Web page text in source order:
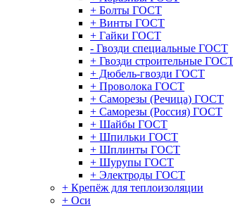
+ Болты ГОСТ
+ Винты ГОСТ
+ Гайки ГОСТ
- Гвозди специальные ГОСТ
+ Гвозди строительные
+ Дюбель-гвозди ГОСТ
+ Проволока ГОСТ
+ Саморезы (Речица) ГОСТ
+ Саморезы (Россия) ГОСТ
+ Шайбы ГОСТ
+ Шпильки ГОСТ
+ Шплинты ГОСТ
+ Шурупы ГОСТ
+ Электроды ГОСТ
+ Крепёж для теплоизоляции
+ Оси